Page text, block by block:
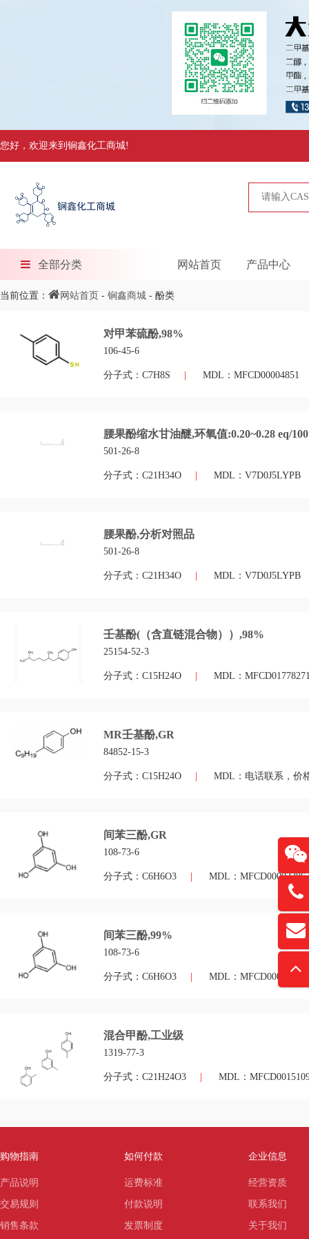
您好，欢迎来到锏鑫化工商城!
全部分类 网站首页 产品中心
当前位置： 网站首页 - 锏鑫商城 - 酚类
对甲苯硫酚,98%
106-45-6
分子式：C7H8S MDL：MFCD00004851
腰果酚缩水甘油醚,环氧值:0.20~0.28 eq/100
501-26-8
分子式：C21H34O MDL：V7D0J5LYPB
腰果酚,分析对照品
501-26-8
分子式：C21H34O MDL：V7D0J5LYPB
壬基酚(（含直链混合物））,98%
25154-52-3
分子式：C15H24O MDL：
MR壬基酚,GR
84852-15-3
分子式：C15H24O MDL：电话联系，价
间苯三酚,GR
108-73-6
分子式：C6H6O3 MDL：MFCD00002286
间苯三酚,99%
108-73-6
分子式：C6H6O3 MDL：MFCD00002286
混合甲酚,工业级
1319-77-3
分子式：C21H24O3 MDL：
购物指南
产品说明
交易规则
销售条款
如何付款
运费标准
付款说明
发票制度
企业信息
经营资质
联系我们
关于我们